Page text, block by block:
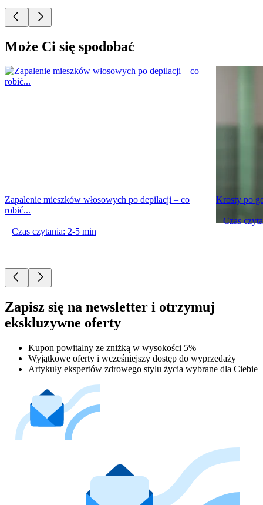
Może Ci się spodobać
Zapalenie mieszków włosowych po depilacji – co
robić...
Czas czytania: 2-5 min
Krosty po
Czas
Zapisz się na newsletter i otrzymuj
ekskluzywne oferty
Kupon powitalny ze zniżką w wysokości 5%
Wyjątkowe oferty i wcześniejszy dostęp do wyprzedaży
Artykuły ekspertów zdrowego stylu życia wybrane dla Ciebie